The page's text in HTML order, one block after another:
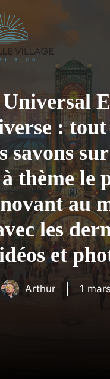
Universal
: tout
savons
à thème le
au
les
et
Arthur 1